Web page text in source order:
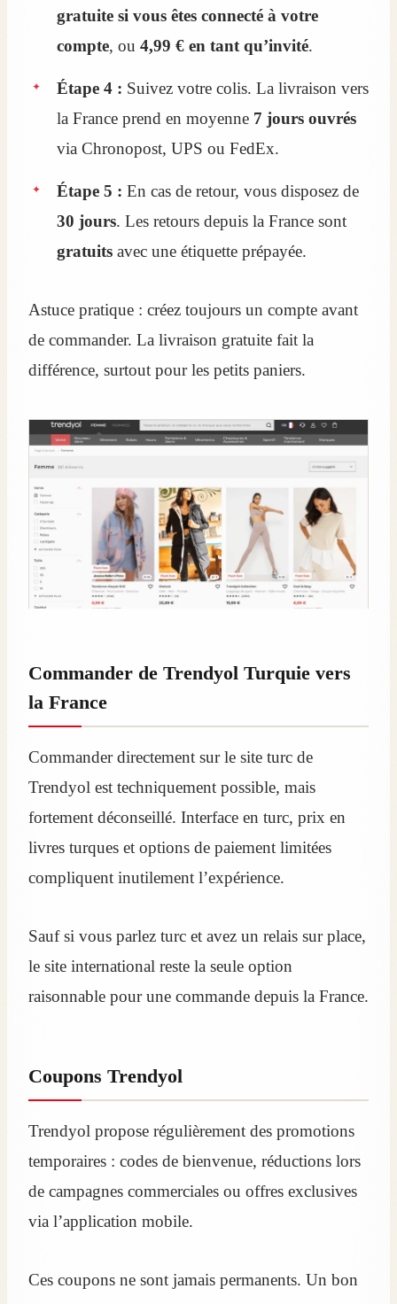
gratuite si vous êtes connecté à votre
compte, ou 4,99 € en tant qu’invité.
Étape 4 : Suivez votre colis. La livraison vers
la France prend en moyenne 7 jours ouvrés
via Chronopost, UPS ou FedEx.
Étape 5 : En cas de retour, vous disposez de
30 jours. Les retours depuis la France sont
gratuits avec une étiquette prépayée.
Astuce pratique : créez toujours un compte avant
de commander. La livraison gratuite fait la
différence, surtout pour les petits paniers.
Commander de Trendyol Turquie vers
la France
Commander directement sur le site turc de
Trendyol est techniquement possible, mais
fortement déconseillé. Interface en turc, prix en
livres turques et options de paiement limitées
compliquent inutilement l’expérience.
Sauf si vous parlez turc et avez un relais sur place,
le site international reste la seule option
raisonnable pour une commande depuis la France.
Coupons Trendyol
Trendyol propose régulièrement des promotions
temporaires : codes de bienvenue, réductions lors
de campagnes commerciales ou offres exclusives
via l’application mobile.
Ces coupons ne sont jamais permanents. Un bon